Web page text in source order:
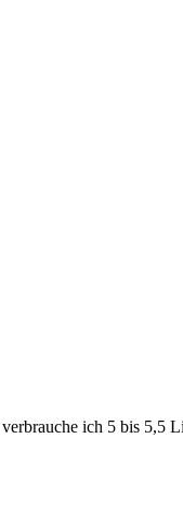
ich 5 bis 5,5